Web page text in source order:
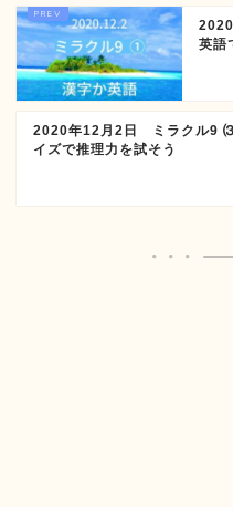
英語
2020年12月2日 ミラクル9
イズで推理力を試そう